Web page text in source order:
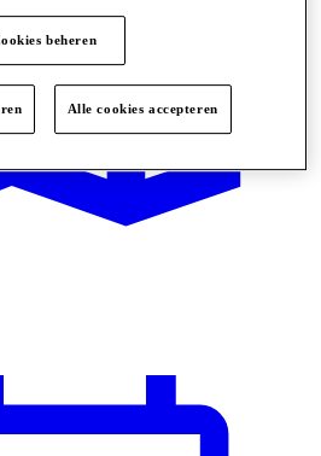
beheren
Alle cookies accepteren